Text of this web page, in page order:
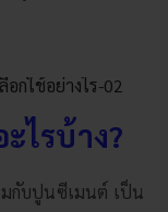
ไรบ้าง?
กับปูนซีเมนต์ เป็น